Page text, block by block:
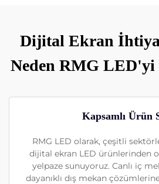
Dijital Ekran
Neden RMG LED'yi
Kapsamlı Ürün
RMG LED olarak, çeşitli
dijital ekran LED ürünlerinden
yelpaze sunuyoruz. Canlı iç
dayanıklı dış mekan